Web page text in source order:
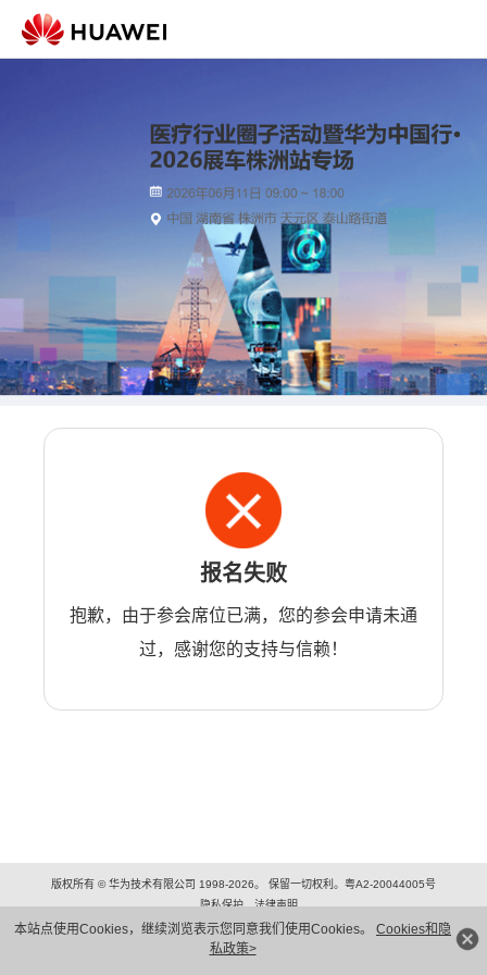
本站点使用Cookies，继续浏览表示您同意我们使用Cookies。 Cookies和隐
私政策>
报名失败
抱歉，由于参会席位已满，您的参会申请未通
过，感谢您的支持与信赖！
版权所有 © 华为技术有限公司 1998-2026。 保留一切权利。粤A2-20044005号
隐私保护
法律声明